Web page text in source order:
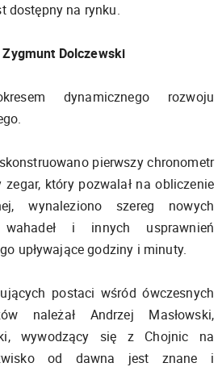
dostępny na rynku.
Dolczewski
dynamicznego rozwoju
pierwszy chronometr
który pozwalał na obliczenie
wynaleziono szereg nowych
i innych usprawnień
upływające godziny i minuty.
postaci wśród ówczesnych
należał Andrzej Masłowski,
wywodzący się z Chojnic na
od dawna jest znane i